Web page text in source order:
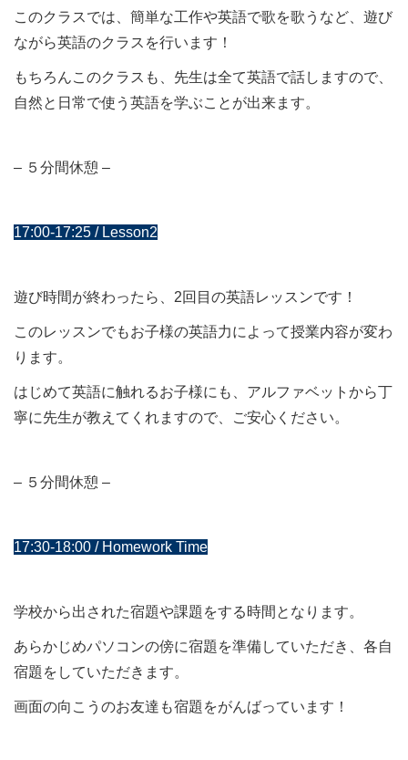
このクラスでは、簡単な工作や英語で歌を歌うなど、遊び
ながら英語のクラスを行います！
もちろんこのクラスも、先生は全て英語で話しますので、
自然と日常で使う英語を学ぶことが出来ます。
– ５分間休憩 –
17:00-17:25 / Lesson2
遊び時間が終わったら、2回目の英語レッスンです！
このレッスンでもお子様の英語力によって授業内容が変わ
ります。
はじめて英語に触れるお子様にも、アルファベットから丁
寧に先生が教えてくれますので、ご安心ください。
– ５分間休憩 –
17:30-18:00 / Homework Time
学校から出された宿題や課題をする時間となります。
あらかじめパソコンの傍に宿題を準備していただき、各自
宿題をしていただきます。
画面の向こうのお友達も宿題をがんばっています！